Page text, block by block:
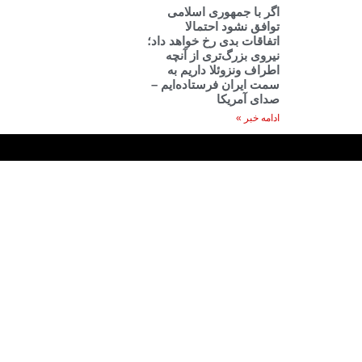
اگر با جمهوری اسلامی
توافق نشود احتمالا
اتفاقات بدی رخ خواهد داد؛
نیروی بزرگ‌تری از آنچه
اطراف ونزوئلا داریم به
سمت ایران فرستاده‌ایم –
صدای آمریکا
ادامه خبر »